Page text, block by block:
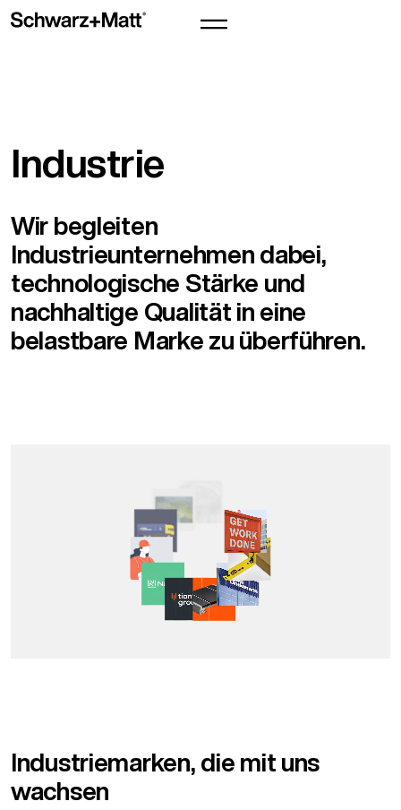
Industrie
Wir begleiten
Industrieunternehmen dabei,
technologische Stärke und
nachhaltige Qualität in eine
belastbare Marke zu überführen.
Industriemarken, die mit uns
wachsen